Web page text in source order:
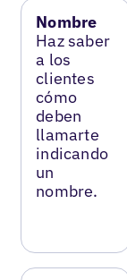
Nombre
Haz saber
a los
clientes
cómo
deben
llamarte
indicando
un
nombre.